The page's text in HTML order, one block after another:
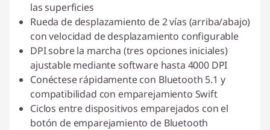
las superficies
Rueda de desplazamiento de 2 vías (arriba/abajo)
con velocidad de desplazamiento configurable
DPI sobre la marcha (tres opciones iniciales)
ajustable mediante software hasta 4000 DPI
Conéctese rápidamente con Bluetooth 5.1 y
compatibilidad con emparejamiento Swift
Ciclos entre dispositivos emparejados con el
botón de emparejamiento de Bluetooth